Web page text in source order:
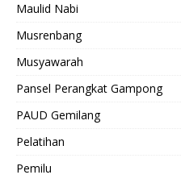
Maulid Nabi
Musrenbang
Musyawarah
Pansel Perangkat Gampong
PAUD Gemilang
Pelatihan
Pemilu